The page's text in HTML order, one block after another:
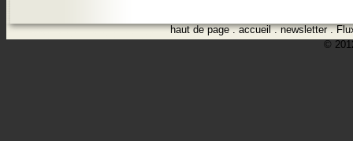
haut de page.accueil.newsletter.
©